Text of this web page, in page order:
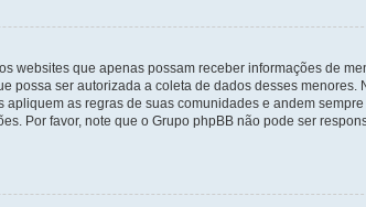
websites que apenas possam receber informações de
ser autorizada a coleta de dados desses menores.
as regras de suas comunidades e andem
Por favor, note que o Grupo phpBB não pode ser